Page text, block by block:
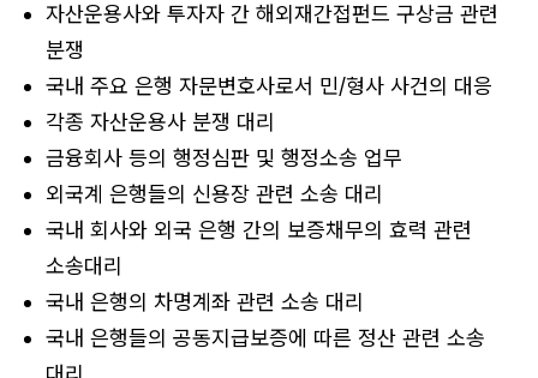
자산운용사와 투자자 간 해외재간접펀드 구상금 관련
분쟁
국내 주요 은행 자문변호사로서 민/형사 사건의 대응
각종 자산운용사 분쟁 대리
금융회사 등의 행정심판 및 행정소송 업무
외국계 은행들의 신용장 관련 소송 대리
국내 회사와 외국 은행 간의 보증채무의 효력 관련
소송대리
국내 은행의 차명계좌 관련 소송 대리
국내 은행들의 공동지급보증에 따른 정산 관련 소송